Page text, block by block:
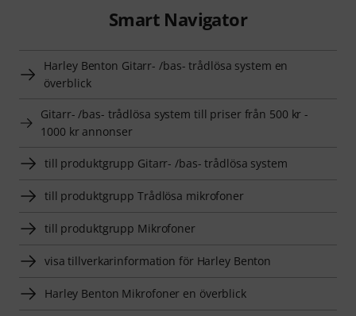
Smart Navigator
Harley Benton Gitarr- /bas- trådlösa system en
överblick
Gitarr- /bas- trådlösa system till priser från 500 kr -
1000 kr annonser
till produktgrupp Gitarr- /bas- trådlösa system
till produktgrupp Trådlösa mikrofoner
till produktgrupp Mikrofoner
visa tillverkarinformation för Harley Benton
Harley Benton Mikrofoner en överblick